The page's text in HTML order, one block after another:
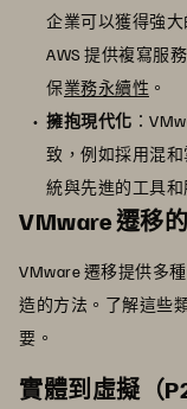
企業可以獲得強大
AWS 提供複寫服
保業務永續性 。
擁抱現代化 ：
致，例如採用混
統與先進的工具
VMware 遷移
VMware 遷移提供多
造的方法。了解這些
要。
實體到虛擬（